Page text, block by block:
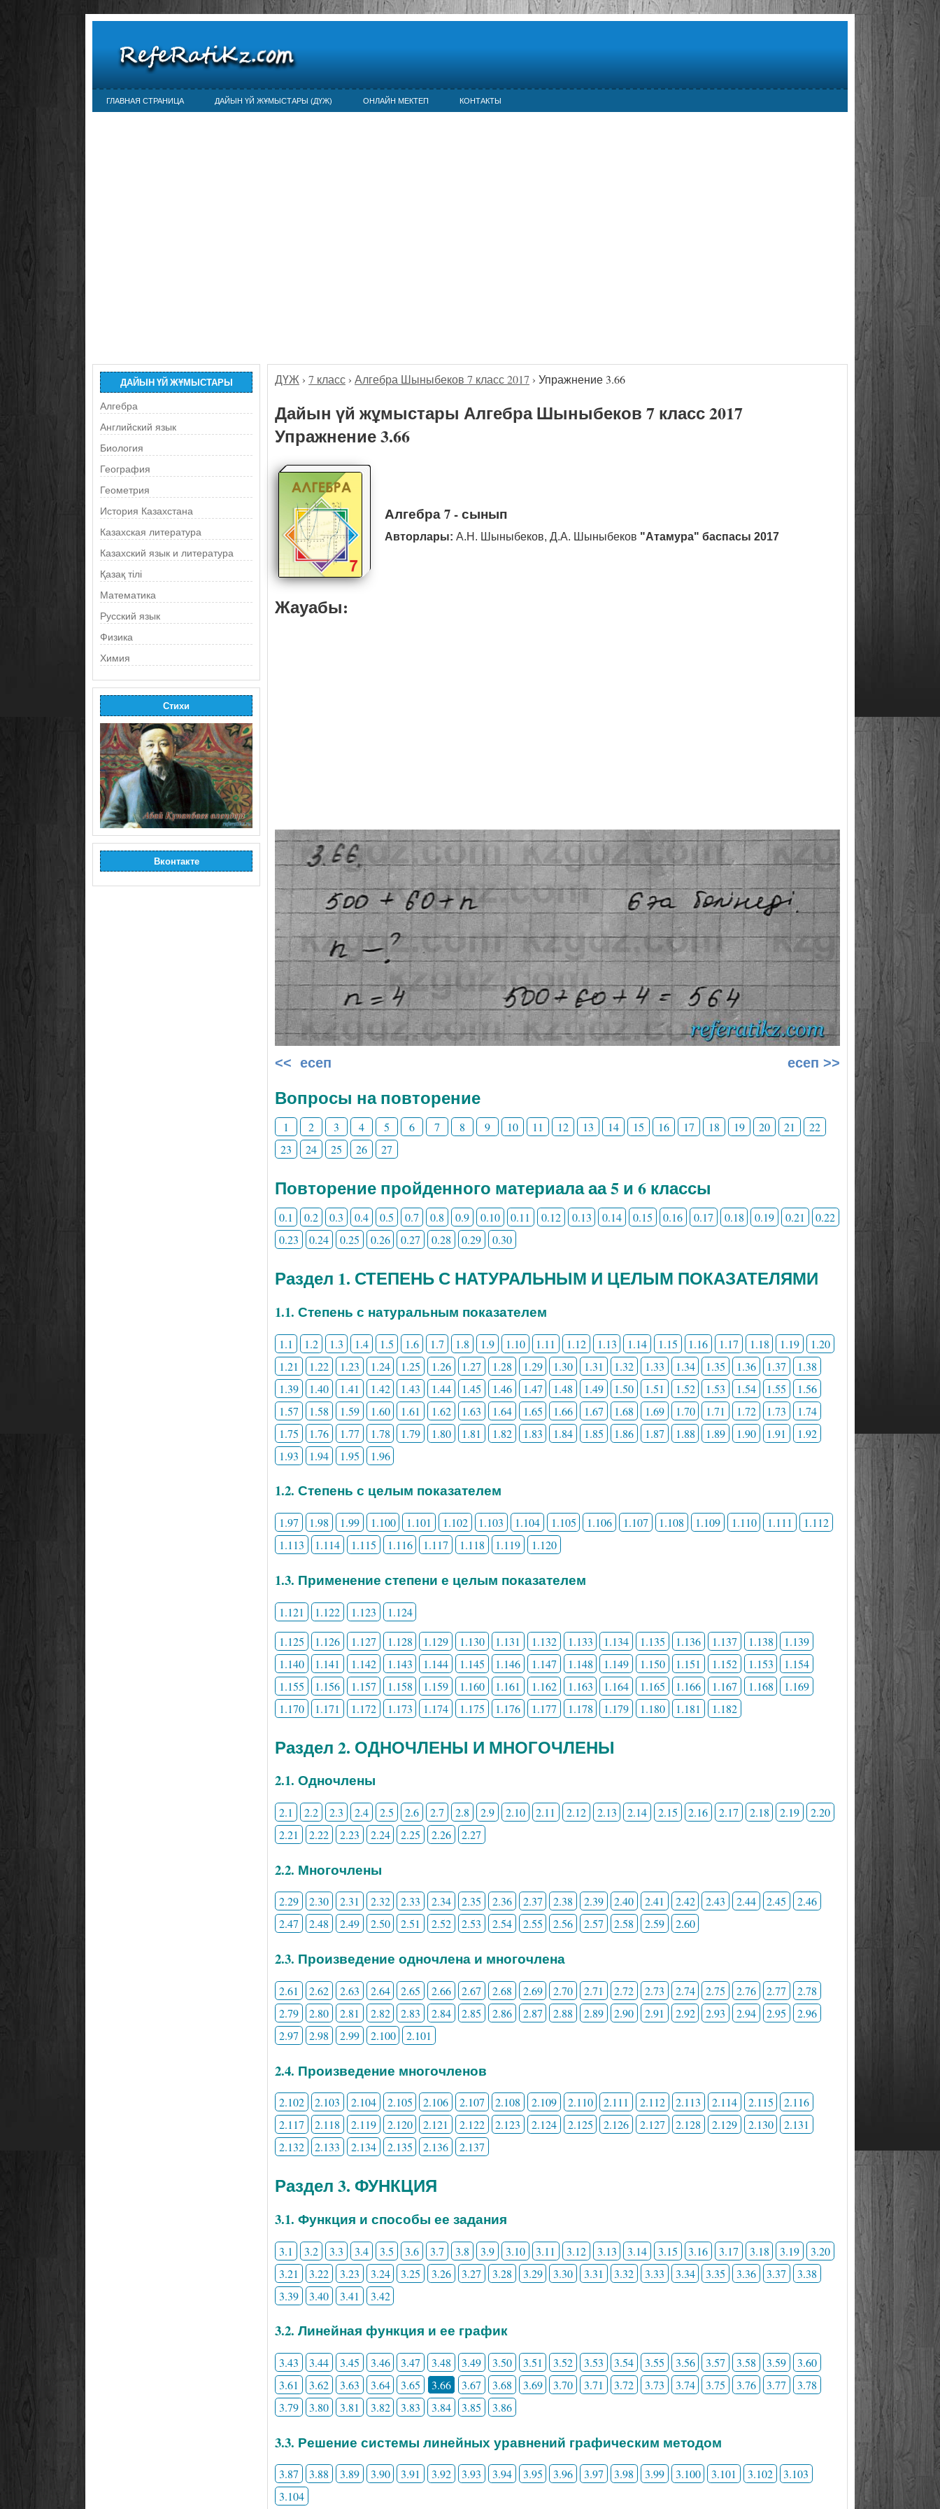
ГЛАВНАЯ СТРАНИЦА ДАЙЫН ҮЙ ЖҰМЫСТАРЫ (ДҮЖ) ОНЛАЙН МЕКТЕП КОНТАКТЫ
ДАЙЫН ҮЙ ЖҰМЫСТАРЫ
Алгебра
Английский язык
Биология
География
Геометрия
История Казахстана
Казахская литература
Казахский язык и литература
Қазақ тілі
Математика
Русский язык
Физика
Химия
Стихи
Вконтакте
ДҮЖ › 7 класс › Алгебра Шыныбеков 7 класс 2017 › Упражнение 3.66
Дайын үй жұмыстары Алгебра Шыныбеков 7 класс 2017
Упражнение 3.66
Алгебра 7 - сынып
Авторлары: А.Н. Шыныбеков, Д.А. Шыныбеков "Атамура" баспасы 2017
Жауабы:
<< есеп есеп >>
Вопросы на повторение
1 2 3 4 5 6 7 8 9 10 11 12 13 14 15 16 17 18 19 20 21
22
23
24 25 26 27
Повторение пройденного материала аа 5 и 6 классы
0.1 0.2 0.3 0.4 0.5 0.7 0.8 0.9 0.10 0.11 0.12 0.13 0.14 0.15 0.16 0.17 0.18 0.19 0.21
0.22
0.23
0.24 0.25 0.26 0.27 0.28 0.29 0.30
Раздел 1. СТЕПЕНЬ С НАТУРАЛЬНЫМ И ЦЕЛЫМ ПОКАЗАТЕЛЯМИ
1.1. Степень с натуральным показателем
1.1 1.2 1.3 1.4 1.5 1.6 1.7 1.8 1.9 1.10 1.11 1.12 1.13 1.14 1.15 1.16 1.17 1.18 1.19
1.20
1.21
1.22 1.23 1.24 1.25 1.26 1.27 1.28 1.29 1.30 1.31 1.32 1.33 1.34 1.35 1.36 1.37
1.38
1.39
1.40 1.41 1.42 1.43 1.44 1.45 1.46 1.47 1.48 1.49 1.50 1.51 1.52 1.53 1.54 1.55
1.56
1.57
1.58 1.59 1.60 1.61 1.62 1.63 1.64 1.65 1.66 1.67 1.68 1.69 1.70 1.71 1.72 1.73
1.74
1.75
1.76 1.77 1.78 1.79 1.80 1.81 1.82 1.83 1.84 1.85 1.86 1.87 1.88 1.89 1.90 1.91
1.92
1.93
1.94 1.95 1.96
1.2. Степень с целым показателем
1.97 1.98 1.99 1.100 1.101 1.102 1.103 1.104 1.105 1.106 1.107 1.108 1.109 1.110 1.111
1.112
1.113
1.114 1.115 1.116 1.117 1.118 1.119 1.120
1.3. Применение степени е целым показателем
1.121 1.122 1.123
1.124
1.125
1.126 1.127 1.128 1.129 1.130 1.131 1.132 1.133 1.134 1.135 1.136 1.137 1.138
1.139
1.140
1.141 1.142 1.143 1.144 1.145 1.146 1.147 1.148 1.149 1.150 1.151 1.152 1.153
1.154
1.155
1.156 1.157 1.158 1.159 1.160 1.161 1.162 1.163 1.164 1.165 1.166 1.167 1.168
1.169
1.170
1.171 1.172 1.173 1.174 1.175 1.176 1.177 1.178 1.179 1.180 1.181 1.182
Раздел 2. ОДНОЧЛЕНЫ И МНОГОЧЛЕНЫ
2.1. Одночлены
2.1 2.2 2.3 2.4 2.5 2.6 2.7 2.8 2.9 2.10 2.11 2.12 2.13 2.14 2.15 2.16 2.17 2.18 2.19
2.20
2.21
2.22 2.23 2.24 2.25 2.26 2.27
2.2. Многочлены
2.29 2.30 2.31 2.32 2.33 2.34 2.35 2.36 2.37 2.38 2.39 2.40 2.41 2.42 2.43 2.44 2.45
2.46
2.47
2.48 2.49 2.50 2.51 2.52 2.53 2.54 2.55 2.56 2.57 2.58 2.59 2.60
2.3. Произведение одночлена и многочлена
2.61 2.62 2.63 2.64 2.65 2.66 2.67 2.68 2.69 2.70 2.71 2.72 2.73 2.74 2.75 2.76 2.77
2.78
2.79
2.80 2.81 2.82 2.83 2.84 2.85 2.86 2.87 2.88 2.89 2.90 2.91 2.92 2.93 2.94 2.95
2.96
2.97
2.98 2.99 2.100 2.101
2.4. Произведение многочленов
2.102 2.103 2.104 2.105 2.106 2.107 2.108 2.109 2.110 2.111 2.112 2.113 2.114 2.115
2.116
2.117
2.118 2.119 2.120 2.121 2.122 2.123 2.124 2.125 2.126 2.127 2.128 2.129 2.130
2.131
2.132
2.133 2.134 2.135 2.136 2.137
Раздел 3. ФУНКЦИЯ
3.1. Функция и способы ее задания
3.1 3.2 3.3 3.4 3.5 3.6 3.7 3.8 3.9 3.10 3.11 3.12 3.13 3.14 3.15 3.16 3.17 3.18 3.19
3.20
3.21
3.22 3.23 3.24 3.25 3.26 3.27 3.28 3.29 3.30 3.31 3.32 3.33 3.34 3.35 3.36 3.37
3.38
3.39
3.40 3.41 3.42
3.2. Линейная функция и ее график
3.43 3.44 3.45 3.46 3.47 3.48 3.49 3.50 3.51 3.52 3.53 3.54 3.55 3.56 3.57 3.58 3.59
3.60
3.61
3.62 3.63 3.64 3.65 3.66 3.67 3.68 3.69 3.70 3.71 3.72 3.73 3.74 3.75 3.76 3.77
3.78
3.79
3.80 3.81 3.82 3.83 3.84 3.85 3.86
3.3. Решение системы линейных уравнений графическим методом
3.87 3.88 3.89 3.90 3.91 3.92 3.93 3.94 3.95 3.96 3.97 3.98 3.99 3.100 3.101 3.102
3.103
3.104